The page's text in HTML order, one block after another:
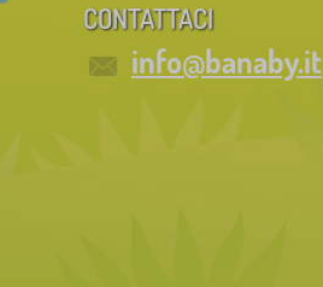
CONTATTACI
info@banaby.it